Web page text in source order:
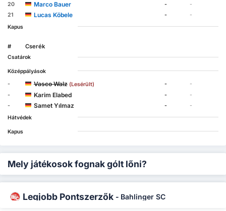
20
Marco Bauer -
-
21
Lucas Köbele -
-
Kapus
# Cserék
Csatárok
Középpályások
-
Vasco Walz(Lesérült) -
-
-
Karim Elabed -
-
-
Samet Yılmaz -
-
Hátvédek
Kapus
Mely játékosok fognak gólt lőni?
Legjobb Pontszerzők - Bahlinger SC